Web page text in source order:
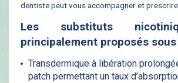
dentiste peut vous accompagner et prescrire
Les substituts
principalement proposés
Transdermique à libération
patch permettant un taux